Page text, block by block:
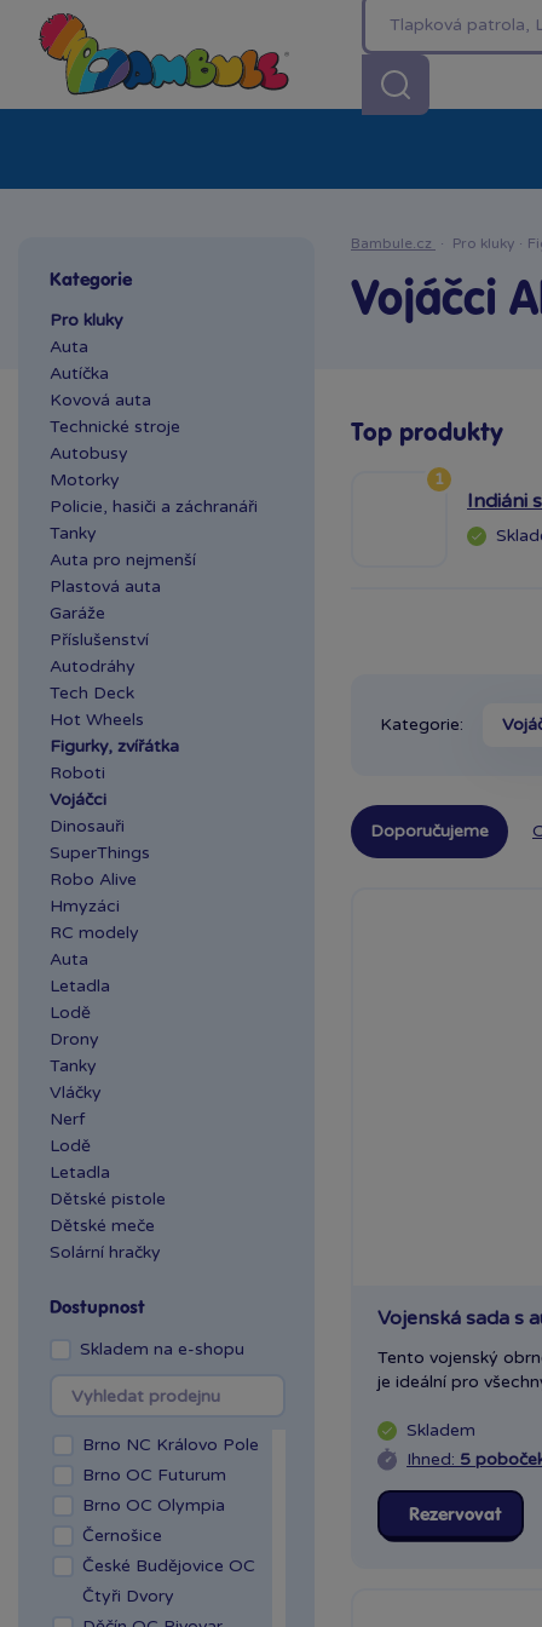
Kategorie
Pro kluky
Auta
Autíčka
Kovová auta
Technické stroje
Autobusy
Motorky
Policie, hasiči a záchranáři
Tanky
Auta pro nejmenší
Plastová auta
Garáže
Příslušenství
Autodráhy
Tech Deck
Hot Wheels
Figurky, zvířátka
Roboti
Vojáčci
Dinosauři
SuperThings
Robo Alive
Hmyzáci
RC modely
Auta
Letadla
Lodě
Drony
Tanky
Vláčky
Nerf
Lodě
Letadla
Dětské pistole
Dětské meče
Solární hračky
Dostupnost
Skladem na e-shopu
Brno NC Královo Pole
Brno OC Futurum
Brno OC Olympia
Černošice
České Budějovice OC
Čtyři Dvory
Bambule.cz · Pro kluky ·
Vojáčci
Top produkty
1
Indiáni
Kategorie:
Doporučujeme
Vojenská sada s
Tento vojenský
je ideální pro
Skladem
Ihned: 5
Rezervovat